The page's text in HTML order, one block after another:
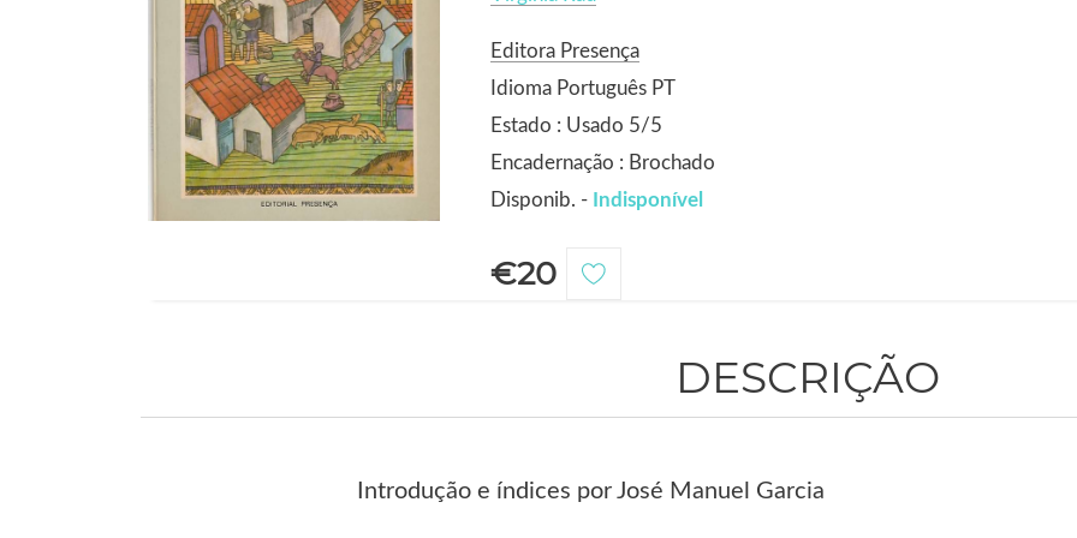
Editora Presença
Idioma Português PT
Estado : Usado 5/5
Encadernação : Brochado
Disponib. - Indisponível
€20
DESCRIÇÃO
Introdução e índices por José Manuel Garcia